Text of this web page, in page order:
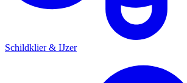
Schildklier & IJzer